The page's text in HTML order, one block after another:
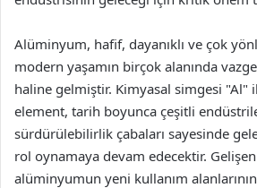
Alüminyum, hafif, dayanıklı ve çok
modern yaşamın birçok alanında
haline gelmiştir. Kimyasal simgesi "Al"
element, tarih boyunca çeşitli
sürdürülebilirlik çabaları sayesinde
rol oynamaya devam edecektir.
alüminyumun yeni kullanım